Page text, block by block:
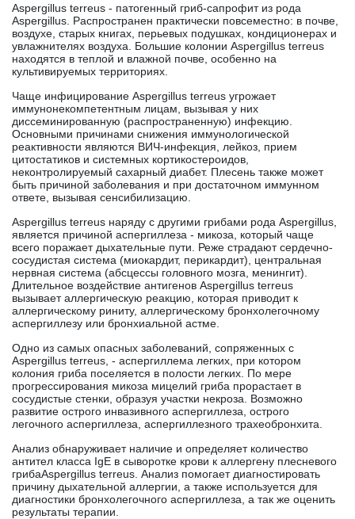
Aspergillus terreus - патогенный гриб-сапрофит из рода
Aspergillus. Распространен практически повсеместно: в почве,
воздухе, старых книгах, перьевых подушках, кондиционерах и
увлажнителях воздуха. Большие колонии Aspergillus terreus
находятся в теплой и влажной почве, особенно на
культивируемых территориях.
Чаще инфицирование Aspergillus terreus угрожает
иммунонекомпетентным лицам, вызывая у них
диссеминированную (распространенную) инфекцию.
Основными причинами снижения иммунологической
реактивности являются ВИЧ-инфекция, лейкоз, прием
цитостатиков и системных кортикостероидов,
неконтролируемый сахарный диабет. Плесень также может
быть причиной заболевания и при достаточном иммунном
ответе, вызывая сенсибилизацию.
Aspergillus terreus наряду с другими грибами рода Aspergillus,
является причиной аспергиллеза - микоза, который чаще
всего поражает дыхательные пути. Реже страдают сердечно-
сосудистая система (миокардит, перикардит), центральная
нервная система (абсцессы головного мозга, менингит).
Длительное воздействие антигенов Aspergillus terreus
вызывает аллергическую реакцию, которая приводит к
аллергическому риниту, аллергическому бронхолегочному
аспергиллезу или бронхиальной астме.
Одно из самых опасных заболеваний, сопряженных с
Aspergillus terreus , - аспергиллема легких, при котором
колония гриба поселяется в полости легких. По мере
прогрессирования микоза мицелий гриба прорастает в
сосудистые стенки, образуя участки некроза. Возможно
развитие острого инвазивного аспергиллеза, острого
легочного аспергиллеза, аспергиллезного трахеобронхита.
Анализ обнаруживает наличие и определяет количество
антител класса IgE в сыворотке крови к аллергену плесневого
грибаAspergillus terreus . Анализ помогает диагностировать
причину дыхательной аллергии, а также используется для
диагностики бронхолегочного аспергиллеза, а так же оценить
результаты терапии.